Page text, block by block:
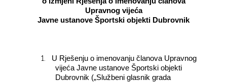
Upravnog vijeća
Javne ustanove Športski objekti Dubrovnik
1.
U Rješenju o imenovanju članova Upravnog
vijeća Javne ustanove Športski objekti
Dubrovnik („Službeni glasnik grada